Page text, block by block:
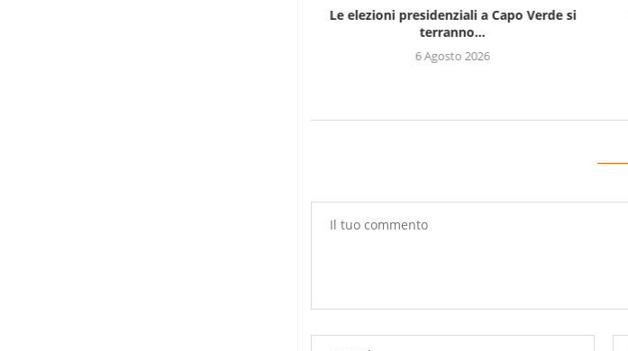
Le elezioni presidenziali a Capo Verde si
terranno...
6 Agosto 2026